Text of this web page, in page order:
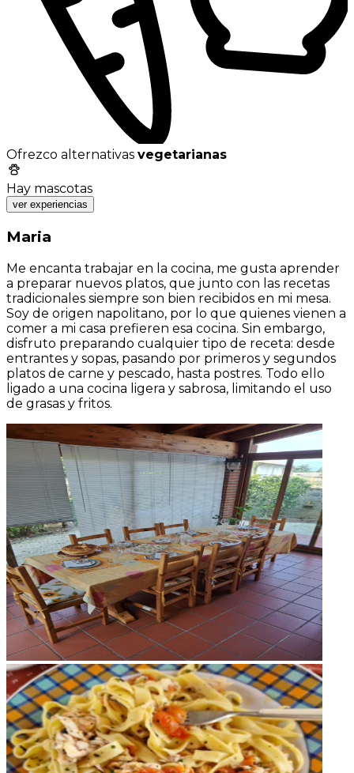
Ofrezco alternativas vegetarianas
Hay mascotas
ver experiencias
Maria
Me encanta trabajar en la cocina, me gusta aprender
a preparar nuevos platos, que junto con las recetas
tradicionales siempre son bien recibidos en mi mesa.
Soy de origen napolitano, por lo que quienes vienen a
comer a mi casa prefieren esa cocina. Sin embargo,
disfruto preparando cualquier tipo de receta: desde
entrantes y sopas, pasando por primeros y segundos
platos de carne y pescado, hasta postres. Todo ello
ligado a una cocina ligera y sabrosa, limitando el uso
de grasas y fritos.